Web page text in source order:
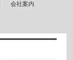
会社案内